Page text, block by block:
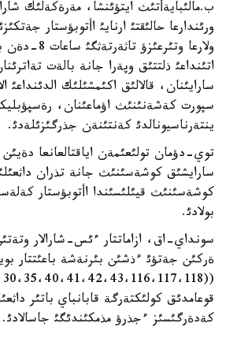
ب.مالئبايةأتئث ايتؤئنشا، مةرةكةلئك
ورئندارعا حالئقتئ ارنايئ اأتوبؤستار
ولارعا
اتئنداعئ ذلتتئق وپةرا جانة بالةت
سارايئنان، قالالئق اكئمشئلئك الدئنداعئ
سپورت كةشةنئنئث اؤماعئنان،
ينتةرناسيونالدئ كةنتئنةن جذرگئزئلةدئ.
توي-دؤمان تولئعئمةن اياقتالعانعا
سارايشئق كوشةسئنئث جانة تذران
كوشةسئنئث قيئلئسئندا اأتوبؤستار كةلةسئ
بولادئ.
سونداي-اق، ازاماتتار ءئس-شارالار
ةركئن جةتؤئ ءذشئن بئرنةشة باعئتتار
قوعامدئق كولئكتةرگة قابانباي باتئر
كةدةرگئسئز ءجذرؤ مذمكئندئگئ جاسالادئ.